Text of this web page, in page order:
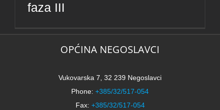
faza III
OPĆINA NEGOSLAVCI
Vukovarska 7, 32 239 Negoslavci
Phone: +385/32/517-054
Fax: +385/32/517-054